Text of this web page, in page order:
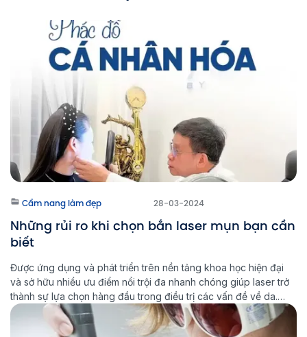
Cẩm nang làm đẹp 28-03-2024
Những rủi ro khi chọn bắn laser mụn bạn cần
biết
Được ứng dụng và phát triển trên nền tảng khoa học hiện đại
và sở hữu nhiều ưu điểm nổi trội đa nhanh chóng giúp laser trở
thành sự lựa chọn hàng đầu trong điều trị các vấn đề về da.
Bạn có thể dễ dàng tìm thấy cả trăm lý do nên lựa chọn […]